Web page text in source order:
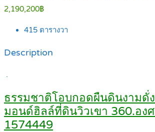
2,190,200฿
415 ตารางวา
Description
.
ธรรมชาติโอบกอดผืนดินงาม
มอนด์ฮิลล์ที่ดินวิวเขา 360.อง
1574449